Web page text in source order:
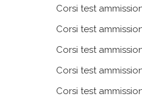
Corsi test
Corsi test
Corsi test
Corsi test
Corsi test